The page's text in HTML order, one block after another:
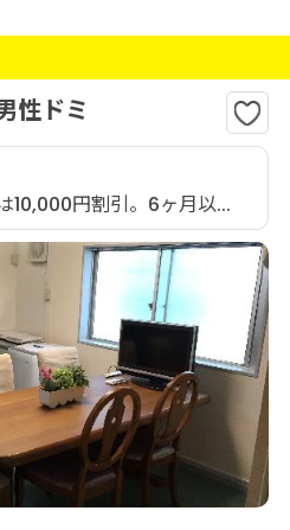
性ドミ
10,000円割引。6ヶ月以...